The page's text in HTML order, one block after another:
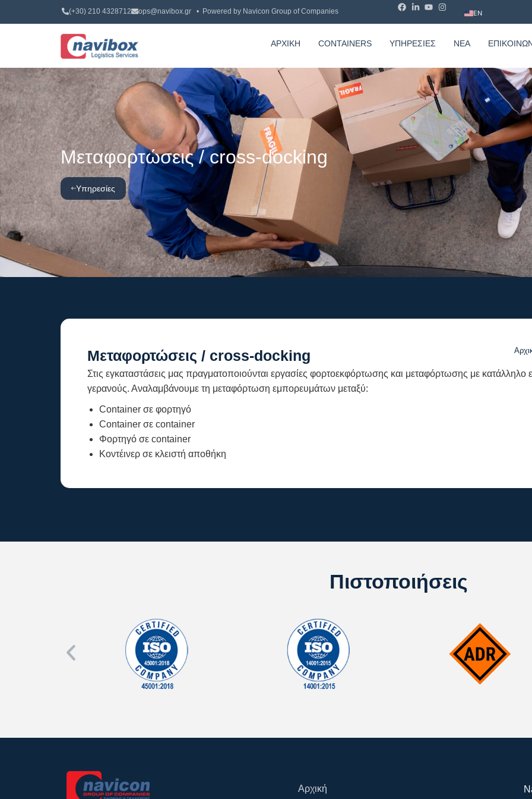
(+30) 210 4328712 ops@navibox.gr • Powered by Navicon Group of Companies EN
ΑΡΧΙΚΉ CONTAINERS ΥΠΗΡΕΣΊΕΣ ΝΈΑ
Μεταφορτώσεις / cross-docking
Υπηρεσίες
Μεταφορτώσεις / cross-docking
Στις εγκαταστάσεις μας πραγματοποιούνται εργασίες φορτοεκφόρτωσης και μεταφόρτωσης με
γερανούς. Αναλαμβάνουμε τη μεταφόρτωση εμπορευμάτων μεταξύ:
Container σε φορτηγό
Container σε container
Φορτηγό σε container
Κοντέινερ σε κλειστή αποθήκη
Πιστοποιήσεις
Αρχική